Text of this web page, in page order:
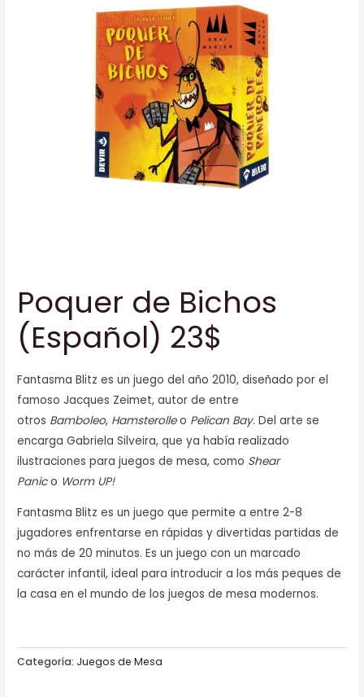
Poquer de Bichos
(Español) 23$
Fantasma Blitz es un juego del año 2010, diseñado por el
famoso Jacques Zeimet, autor de entre
otros Bamboleo, Hamsterolleo Pelican Bay. Del arte se
encarga Gabriela Silveira, que ya había realizado
ilustraciones para juegos de mesa, como Shear
Panico Worm UP!
Fantasma Blitz es un juego que permite a entre 2-8
jugadores enfrentarse en rápidas y divertidas partidas de
no más de 20 minutos. Es un juego con un marcado
carácter infantil, ideal para introducir a los más peques de
la casa en el mundo de los juegos de mesa modernos.
Categoría: Juegos de Mesa